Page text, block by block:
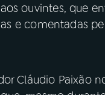
ouvintes, que
e comentadas
Cláudio Paixão